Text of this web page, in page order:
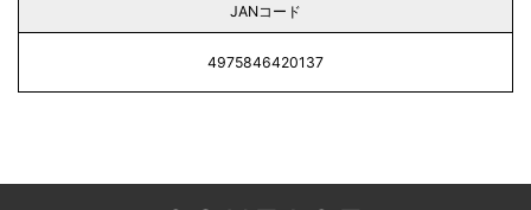
JANコード
4975846420137